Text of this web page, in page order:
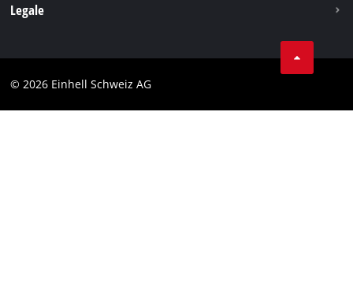
Legale
Testata
© 2026 Einhell Schweiz AG